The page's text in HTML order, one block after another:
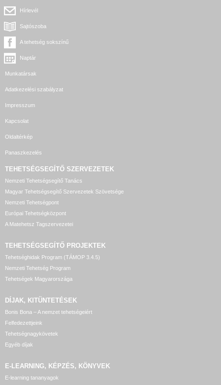
Hírlevél
Sajtószoba
A tehetség sokszínű
Naptár
Munkatársak
Adatkezelési szabályzat
Impresszum
Kapcsolat
Oldaltérkép
Panaszkezelés
TEHETSÉGSEGÍTŐ SZERVEZETEK
Nemzeti Tehetségsegítő Tanács
Magyar Tehetségsegítő Szervezetek Szövetsége
Nemzeti Tehetségpont
Európai Tehetségközpont
A Matehetsz Tagszervezetei
TEHETSÉGSEGÍTŐ PROJEKTEK
Tehetséghidak Program (TÁMOP 3.4.5)
Nemzeti Tehetség Program
Tehetségek Magyarországa
DÍJAK, KITÜNTETÉSEK
Bonis Bona – A nemzet tehetségeiért
Felfedezettjeink
Tehetségnagykövetek
Egyéb díjak
E-LEARNING, KÉPZÉS, KÖNYVEK
E-learning tananyagok